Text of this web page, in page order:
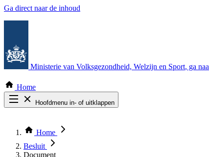
Ga direct naar de inhoud
Ministerie van Volksgezondheid, Welzijn en Sport, ga
Home
Hoofdmenu in- of uitklappen
Thema COVID-19
Bekijk per bestuursorgaan
Home
Besluit
Document